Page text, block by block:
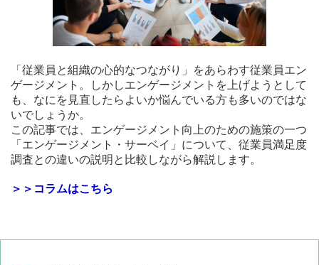
「従業員と組織の心的なつながり」をあらわす従業員エン
ゲージメント。しかしエンゲージメントを上げようとして
も、なにを見直したらよいか悩んでいる方も多いのではな
いでしょうか。
この記事では、エンゲージメント向上のための施策の一つ
「エンゲージメント・サーベイ」について、従業員満足度
調査との違いの説明と比較しながら解説します。
＞＞コラムはこちら